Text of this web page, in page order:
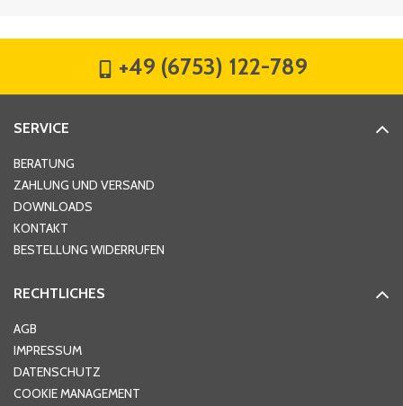
Hausnummer
Ort*
Telefon
+49 (6753) 122-789
SERVICE
BERATUNG
ZAHLUNG UND VERSAND
DOWNLOADS
KONTAKT
BESTELLUNG WIDERRUFEN
RECHTLICHES
AGB
IMPRESSUM
DATENSCHUTZ
COOKIE MANAGEMENT